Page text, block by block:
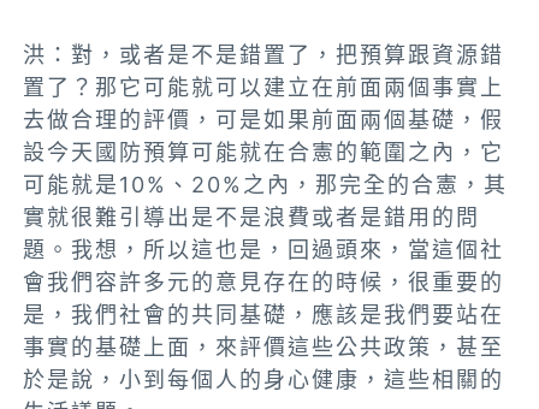
洪：對，或者是不是錯置了，把預算跟資源錯
置了？那它可能就可以建立在前面兩個事實上
去做合理的評價，可是如果前面兩個基礎，假
設今天國防預算可能就在合憲的範圍之內，它
可能就是10%、20%之內，那完全的合憲，其
實就很難引導出是不是浪費或者是錯用的問
題。我想，所以這也是，回過頭來， 當這個社
會我們容許多元的意見存在的時候，很重要的
是，我們社會的共同基礎，應該是我們要站在
事實的基礎上面，來評價這些公共政策，甚至
於是說，小到每個人的身心健康，這些相關的